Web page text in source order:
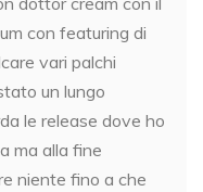
con featuring di
vari palchi
un lungo
le release dove ho
ma alla fine
niente fino a che